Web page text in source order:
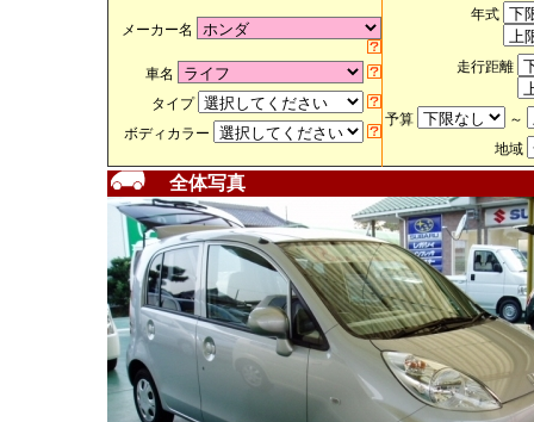
メーカー名
車名
タイプ
ボディカラー
年式
走行距離
予算
～
地域
全体写真